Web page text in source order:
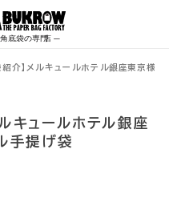
紹介】メルキュールホテル銀座東京様
キュールホテル銀座
手提げ袋